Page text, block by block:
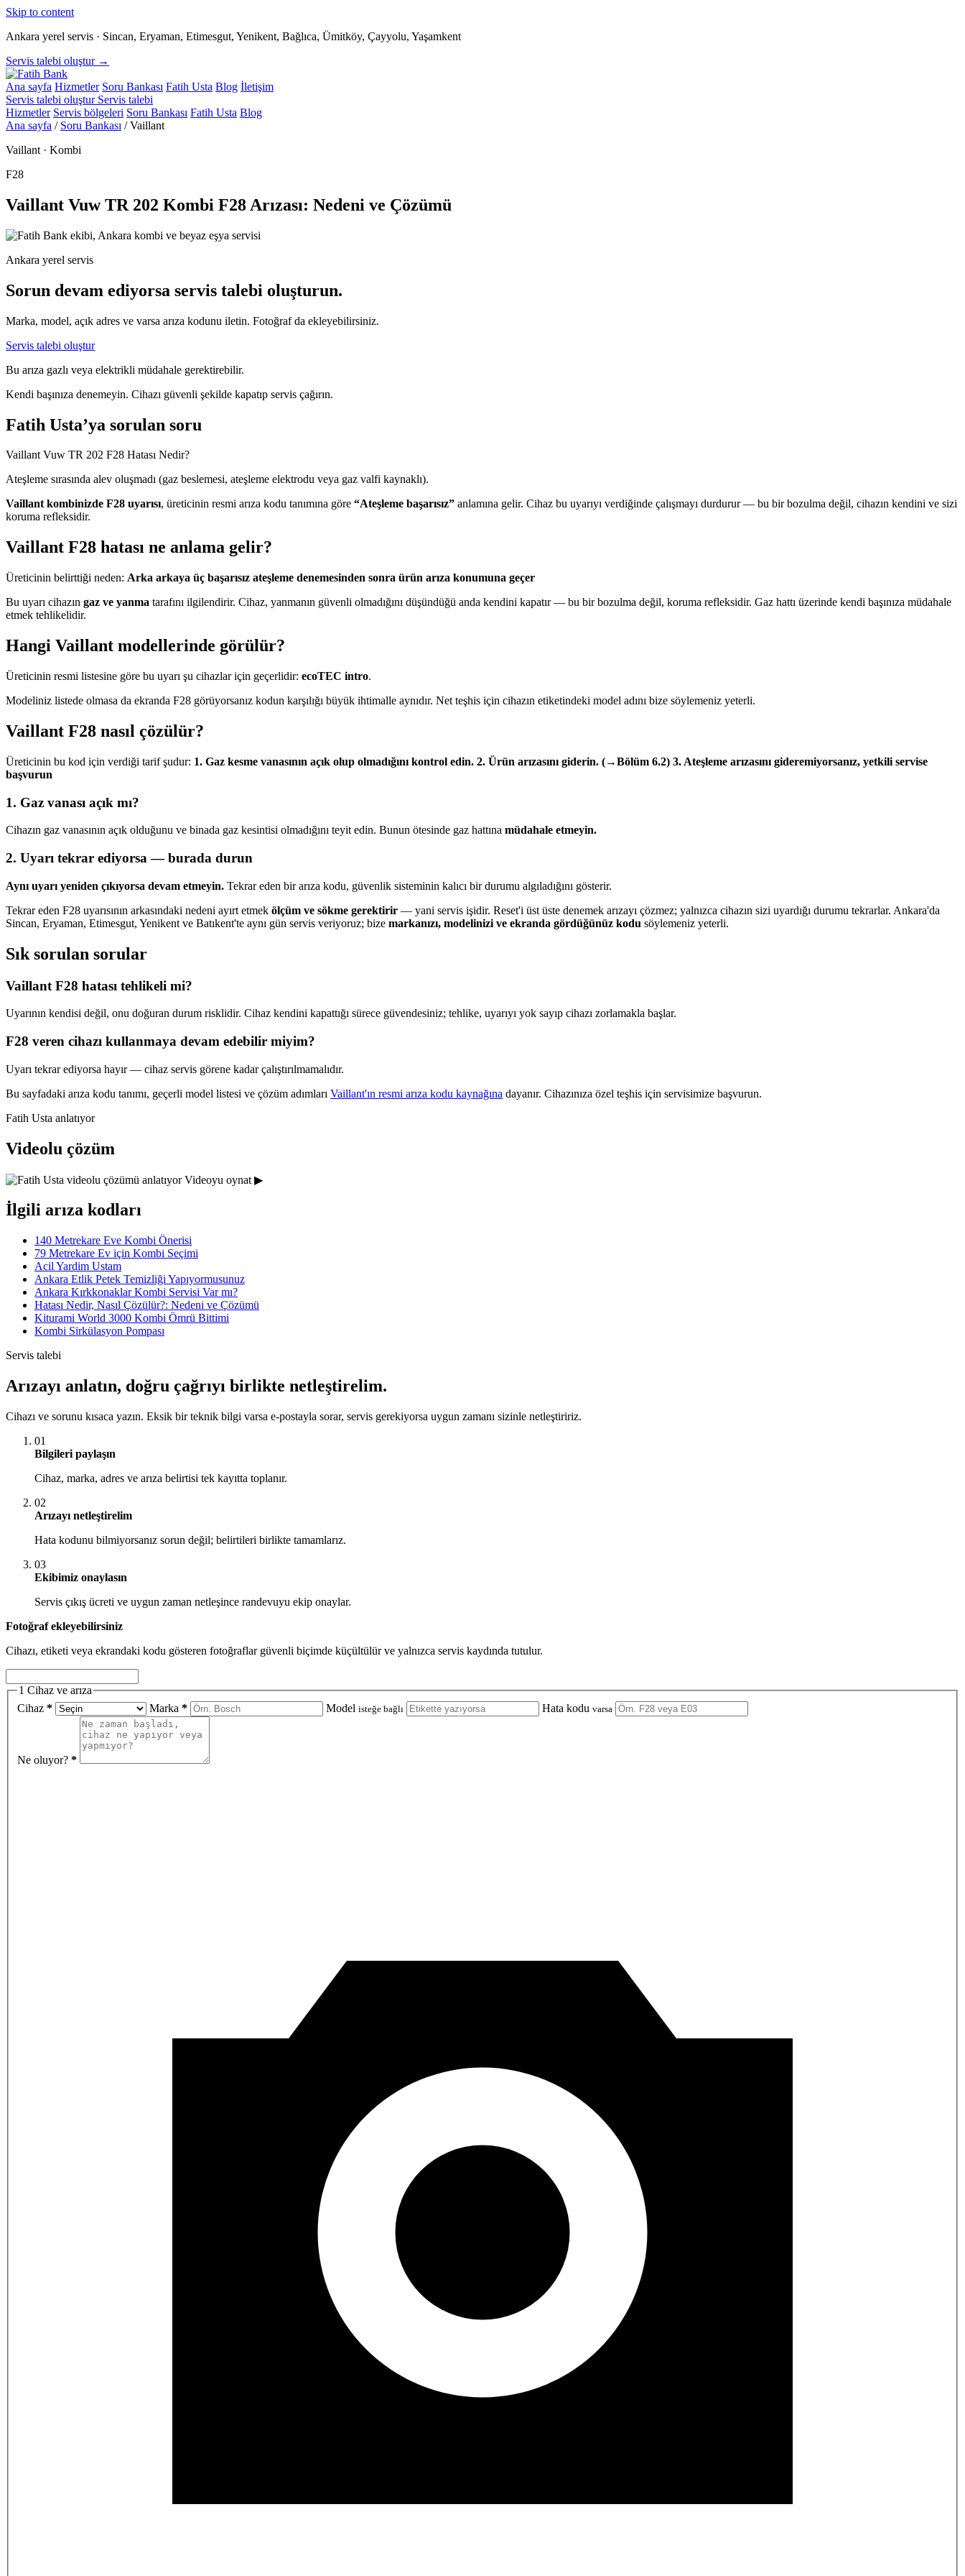
Skip to content
Ankara yerel servis · Sincan, Eryaman, Etimesgut, Yenikent, Bağlıca, Ümitköy, Çayyolu, Yaşamkent
Servis talebi oluştur →
Ana sayfa Hizmetler Soru Bankası Fatih Usta Blog İletişim
Servis talebi oluştur Servis talebi
Hizmetler Servis bölgeleri Soru Bankası Fatih Usta Blog
Ana sayfa / Soru Bankası / Vaillant
Vaillant · Kombi
F28
Vaillant Vuw TR 202 Kombi F28 Arızası: Nedeni ve Çözümü
Ankara yerel servis
Sorun devam ediyorsa servis talebi oluşturun.
Marka, model, açık adres ve varsa arıza kodunu iletin. Fotoğraf da ekleyebilirsiniz.
Servis talebi oluştur
Bu arıza gazlı veya elektrikli müdahale gerektirebilir.
Kendi başınıza denemeyin. Cihazı güvenli şekilde kapatıp servis çağırın.
Fatih Usta’ya sorulan soru
Vaillant Vuw TR 202 F28 Hatası Nedir?
Ateşleme sırasında alev oluşmadı (gaz beslemesi, ateşleme elektrodu veya gaz valfi kaynaklı).
Vaillant kombinizde F28 uyarısı, üreticinin resmi arıza kodu tanımına göre “Ateşleme başarısız” anlamına gelir. Cihaz bu uyarıyı verdiğinde çalışmayı durdurur — bu bir bozulma değil, cihazın kendini ve sizi
koruma refleksidir.
Vaillant F28 hatası ne anlama gelir?
Üreticinin belirttiği neden: Arka arkaya üç başarısız ateşleme denemesinden sonra ürün arıza konumuna geçer
Bu uyarı cihazın gaz ve yanma tarafını ilgilendirir. Cihaz, yanmanın güvenli olmadığını düşündüğü anda kendini kapatır — bu bir bozulma değil, koruma refleksidir. Gaz hattı üzerinde kendi başınıza müdahale
etmek tehlikelidir.
Hangi Vaillant modellerinde görülür?
Üreticinin resmi listesine göre bu uyarı şu cihazlar için geçerlidir: ecoTEC intro.
Modeliniz listede olmasa da ekranda F28 görüyorsanız kodun karşılığı büyük ihtimalle aynıdır. Net teşhis için cihazın etiketindeki model adını bize söylemeniz yeterli.
Vaillant F28 nasıl çözülür?
Üreticinin bu kod için verdiği tarif şudur: 1. Gaz kesme vanasının açık olup olmadığını kontrol edin. 2. Ürün arızasını giderin. (→Bölüm 6.2) 3. Ateşleme arızasını gideremiyorsanız, yetkili servise
başvurun
1. Gaz vanası açık mı?
Cihazın gaz vanasının açık olduğunu ve binada gaz kesintisi olmadığını teyit edin. Bunun ötesinde gaz hattına müdahale etmeyin.
2. Uyarı tekrar ediyorsa — burada durun
Aynı uyarı yeniden çıkıyorsa devam etmeyin. Tekrar eden bir arıza kodu, güvenlik sisteminin kalıcı bir durumu algıladığını gösterir.
Tekrar eden F28 uyarısının arkasındaki nedeni ayırt etmek ölçüm ve sökme gerektirir — yani servis işidir. Reset'i üst üste denemek arızayı çözmez; yalnızca cihazın sizi uyardığı durumu tekrarlar. Ankara'da
Sincan, Eryaman, Etimesgut, Yenikent ve Batıkent'te aynı gün servis veriyoruz; bize markanızı, modelinizi ve ekranda gördüğünüz kodu söylemeniz yeterli.
Sık sorulan sorular
Vaillant F28 hatası tehlikeli mi?
Uyarının kendisi değil, onu doğuran durum risklidir. Cihaz kendini kapattığı sürece güvendesiniz; tehlike, uyarıyı yok sayıp cihazı zorlamakla başlar.
F28 veren cihazı kullanmaya devam edebilir miyim?
Uyarı tekrar ediyorsa hayır — cihaz servis görene kadar çalıştırılmamalıdır.
Bu sayfadaki arıza kodu tanımı, geçerli model listesi ve çözüm adımları Vaillant'ın resmi arıza kodu kaynağına dayanır. Cihazınıza özel teşhis için servisimize başvurun.
Fatih Usta anlatıyor
Videolu çözüm
Videoyu oynat ▶
İlgili arıza kodları
140 Metrekare Eve Kombi Önerisi
79 Metrekare Ev için Kombi Seçimi
Acil Yardim Ustam
Ankara Etlik Petek Temizliği Yapıyormusunuz
Ankara Kırkkonaklar Kombi Servisi Var mı?
Hatası Nedir, Nasıl Çözülür?: Nedeni ve Çözümü
Kiturami World 3000 Kombi Ömrü Bittimi
Kombi Sirkülasyon Pompası
Servis talebi
Arızayı anlatın, doğru çağrıyı birlikte netleştirelim.
Cihazı ve sorunu kısaca yazın. Eksik bir teknik bilgi varsa e-postayla sorar, servis gerekiyorsa uygun zamanı sizinle netleştiririz.
01
Bilgileri paylaşın
Cihaz, marka, adres ve arıza belirtisi tek kayıtta toplanır.
02
Arızayı netleştirelim
Hata kodunu bilmiyorsanız sorun değil; belirtileri birlikte tamamlarız.
03
Ekibimiz onaylasın
Servis çıkış ücreti ve uygun zaman netleşince randevuyu ekip onaylar.
Fotoğraf ekleyebilirsiniz
Cihazı, etiketi veya ekrandaki kodu gösteren fotoğraflar güvenli biçimde küçültülür ve yalnızca servis kaydında tutulur.
1 Cihaz ve arıza
Cihaz * Marka * Model isteğe bağlı Hata kodu varsa
Ne oluyor? *